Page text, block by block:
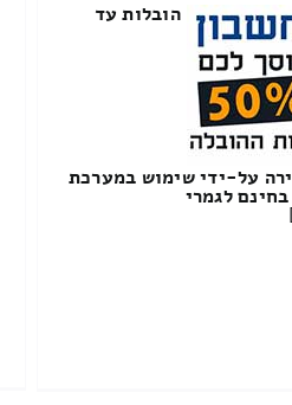
הובלות עד
דירה על-ידי שימוש במערכת
לגמרי